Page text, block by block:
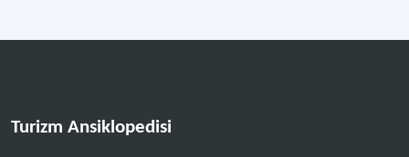
Turizm Ansiklopedisi